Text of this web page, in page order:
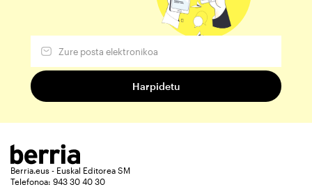
Berria.eus - Euskal Editorea SM
Telefonoa: 943 30 40 30